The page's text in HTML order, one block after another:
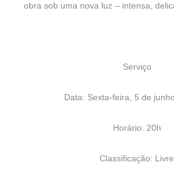
obra sob uma nova luz – intensa,
Serviço
Data: Sexta-feira, 5 de
Horário: 20h
Classificação: Livre